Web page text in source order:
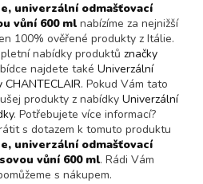
univerzální odmašťovací
vůní 600 mlnabízíme za nejnižší
100% ověřené produkty z Itálie.
nabídky produktů značky
najdete také Univerzální
. Pokud Vám tato
produkty z nabídky Univerzální
. Potřebujete více informací?
s dotazem k tomuto produktu
univerzální odmašťovací
vůní 600 ml. Rádi Vám
s nákupem.